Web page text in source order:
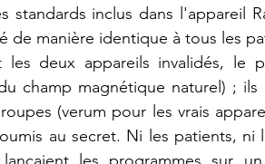
standards inclus dans l'appareil
de manière identique à tous les
les deux appareils invalidés, le
champ magnétique naturel) ;
(verum pour les vrais
au secret. Ni les patients,